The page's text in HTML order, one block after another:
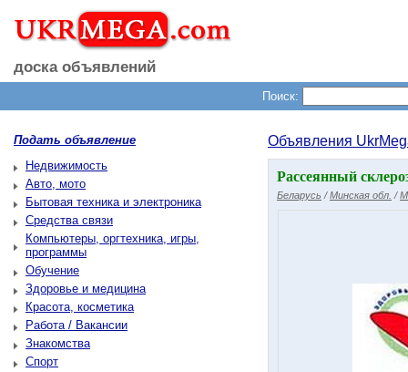
доска объявлений
Поиск:
Подать объявление
Недвижимость
Авто, мото
Бытовая техника и электроника
Средства связи
Компьютеры, оргтехника, игры,
программы
Обучение
Здоровье и медицина
Красота, косметика
Работа / Вакансии
Знакомства
Спорт
Объявления
Рассеянный
Беларусь /Минская обл. /